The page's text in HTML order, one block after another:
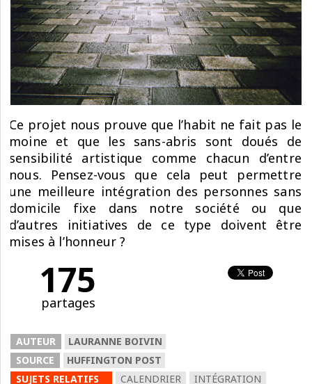
Ce projet nous prouve que l’habit ne fait pas le
moine et que les sans-abris sont doués de
sensibilité artistique comme chacun d’entre
nous. Pensez-vous que cela peut permettre
une meilleure intégration des personnes sans
domicile fixe dans notre société ou que
d’autres initiatives de ce type doivent être
mises à l’honneur ?
175
partages
AUTEUR
LAURANNE BOIVIN
SOURCE
HUFFINGTON POST
SUJETS RELATIFS
CALENDRIER INTÉGRATION